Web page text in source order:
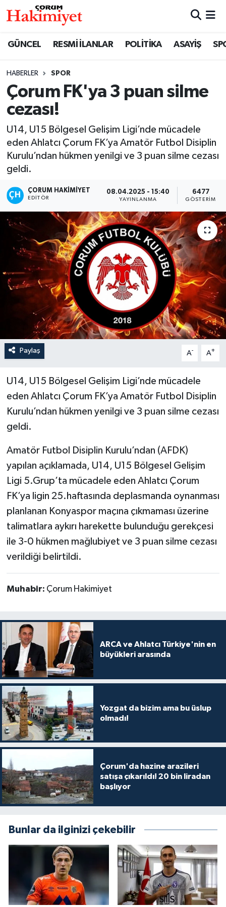
GÜNCEL RESMİ İLANLAR POLİTİKA ASAYİŞ
HABERLER SPOR
Çorum FK'ya 3 puan silme
cezası!
U14, U15 Bölgesel Gelişim Ligi’nde mücadele
eden Ahlatcı Çorum FK’ya Amatör Futbol Disiplin
Kurulu’ndan hükmen yenilgi ve 3 puan silme cezası
geldi.
ÇORUM HAKIMIYET
EDITÖR
08.04.2025 - 15:40
YAYINLANMA
6477
GÖSTERIM
Paylaş A- A+
U14, U15 Bölgesel Gelişim Ligi’nde mücadele
eden Ahlatcı Çorum FK’ya Amatör Futbol Disiplin
Kurulu’ndan hükmen yenilgi ve 3 puan silme cezası
geldi.
Amatör Futbol Disiplin Kurulu’ndan (AFDK)
yapılan açıklamada, U14, U15 Bölgesel Gelişim
Ligi 5.Grup’ta mücadele eden Ahlatcı Çorum
FK’ya ligin 25.haftasında deplasmanda oynanması
planlanan Konyaspor maçına çıkmaması üzerine
talimatlara aykırı harekette bulunduğu gerekçesi
ile 3-0 hükmen mağlubiyet ve 3 puan silme cezası
verildiği belirtildi.
Muhabir: Çorum Hakimiyet
ARCA ve Ahlatcı Türkiye'nin en
büyükleri arasında
Yozgat da bizim ama bu üslup
olmadı!
Çorum'da hazine arazileri
satışa çıkarıldı! 20 bin liradan
başlıyor
Bunlar da ilginizi çekebilir
SAĞLIK
ASAYİŞ
EKONOMİ
GÜNCEL
AKTÜEL
EĞİTİM
İLÇELER
OTOPARK
TEKNOLOJİ
Nöbetçi Eczaneler
Çorum Namaz Vakitleri
Trafik Durumu
Süper Lig Puan Durumu ve Fikstür
Tüm Manşetler
Son Dakika Haberleri
Haber Arşivi